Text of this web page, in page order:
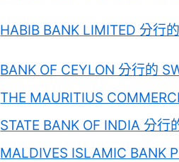
HABIB BANK LIMITED 分行
BANK OF CEYLON 分行的
THE MAURITIUS
STATE BANK OF INDIA 分行
MALDIVES ISLAMIC BANK